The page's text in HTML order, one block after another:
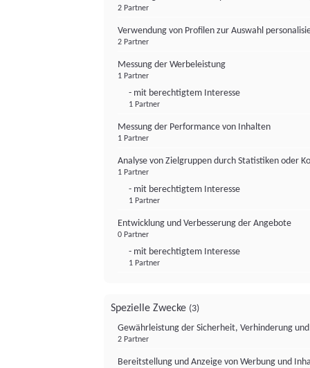
2 Partner
Verwendung von Profilen zur Auswahl
2 Partner
Messung der Werbeleistung
1 Partner
- mit berechtigtem Interesse
1 Partner
Messung der Performance von Inhalten
1 Partner
Analyse von Zielgruppen durch Statistiken oder
1 Partner
- mit berechtigtem Interesse
1 Partner
Entwicklung und Verbesserung der Angebote
0 Partner
- mit berechtigtem Interesse
1 Partner
Spezielle Zwecke (3)
Gewährleistung der Sicherheit, Verhinderung
2 Partner
Bereitstellung und Anzeige von Werbung und